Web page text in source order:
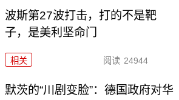
波斯第27波打击，打的不是靶
子，是美利坚命门
相关 阅读 24944
默茨的“川剧变脸”：德国政府对华